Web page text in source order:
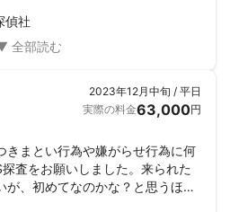
たが実際に経験をしてみて非常に
。
偵社
2023年12月中旬 / 平日
実際の料金63,000円
きまとい行為や嫌がらせ行為に何
査をお願いしました。来られた
が、初めてなのかな？と思うほど